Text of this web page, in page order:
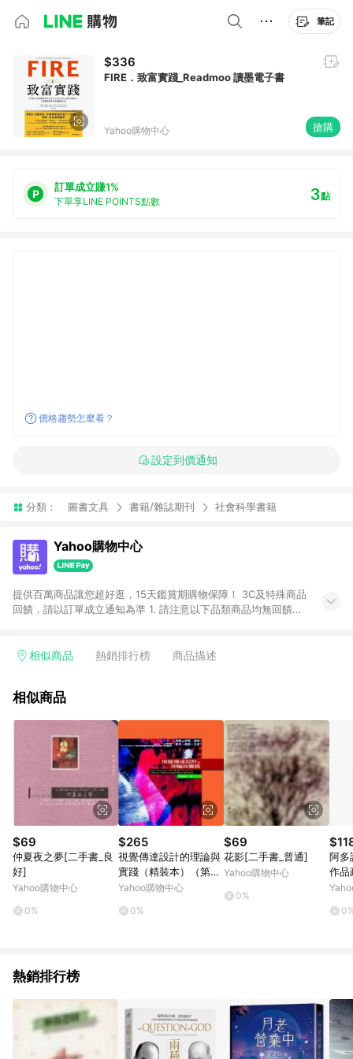
筆記
$336
FIRE．致富實踐_Readmoo 讀墨電子書
Yahoo購物中心 搶購
訂單成立賺1%
下單享LINE POINTS點數 3點
價格趨勢怎麼看？
設定到價通知
分類： 圖書文具 書籍/雜誌期刊 社會科學書籍
Yahoo購物中心
提供百萬商品讓您超好逛，15天鑑賞期購物保障！ 3C及特殊商品
回饋，請以訂單成立通知為準 1. 請注意以下品類商品均無回饋：
電玩/遊戲/相機/單眼/鏡頭/拍立得 [2024/6/1起適用] -內接硬
的購回饋活動享Yahoo超贈點回饋者 - 購物中心商店之商品：商
3. 訂單回饋金額將扣除運費/購物金/超贈點/福利金/紅利折抵/折
價券等虛擬貨幣折抵 4. 大宗採購或批發轉賣不具回饋資格： 如
有相關事證認定您為大宗採購、批發轉賣而非最終消費使用者，
相關認定以Yahoo購物中心之認定為準
相似商品 熱銷排行榜 商品描述
相似商品
$69
仲夏夜之夢[二手書_良
好]
Yahoo購物中心
0%
$265
視覺傳達設計的理論與
實踐（精裝本）（第二
版）[二手書_良好]
Yahoo購物中心
0%
$69
花影[二手書_普通]
Yahoo購物中心
0%
阿多
作品
熱銷排行榜